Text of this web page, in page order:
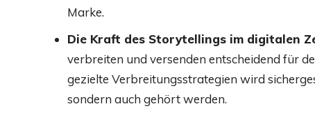
Marke.
Die Kraft des Storytellings im digitalen
verbreiten und versenden entscheidend für
gezielte Verbreitungsstrategien wird
sondern auch gehört werden.